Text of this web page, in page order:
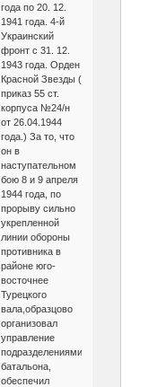
года по 20. 12.
1941 года. 4-й
Украинский
фронт с 31. 12.
1943 года. Орден
Красной Звезды (
приказ 55 ст.
корпуса №24/н
от 26.04.1944
года.) За то, что
он в
наступательном
бою 8 и 9 апреля
1944 года, по
прорыву сильно
укрепленной
линии обороны
противника в
районе юго-
восточнее
Турецкого
вала,образцово
организовал
управление
подразделениями
батальона,
обеспечил